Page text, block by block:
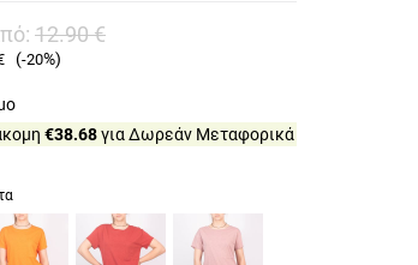
12.90€
(-20%)
€38.68για Δωρεάν Μεταφορικά